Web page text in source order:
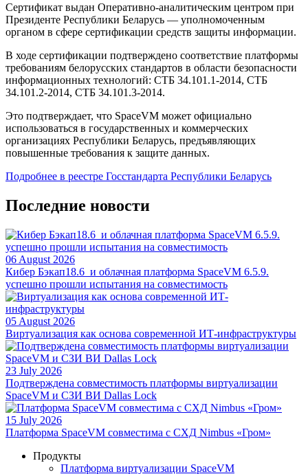
Сертификат выдан Оперативно-аналитическим центром при
Президенте Республики Беларусь — уполномоченным
органом в сфере сертификации средств защиты информации.
В ходе сертификации подтверждено соответствие платформы
требованиям белорусских стандартов в области безопасности
информационных технологий: СТБ 34.101.1-2014, СТБ
34.101.2-2014, СТБ 34.101.3-2014.
Это подтверждает, что SpaceVM может официально
использоваться в государственных и коммерческих
организациях Республики Беларусь, предъявляющих
повышенные требования к защите данных.
Подробнее в реестре Госстандарта Республики Беларусь
Последние новости
06 August 2026
Кибер Бэкап18.6 и облачная платформа SpaceVM 6.5.9.
успешно прошли испытания на совместимость
05 August 2026
Виртуализация как основа современной ИТ-инфраструктуры
23 July 2026
Подтверждена совместимость платформы виртуализации
SpaceVM и СЗИ ВИ Dallas Lock
15 July 2026
Платформа SpaceVM совместима с СХД Nimbus «Гром»
Продукты
Платформа виртуализации SpaceVM